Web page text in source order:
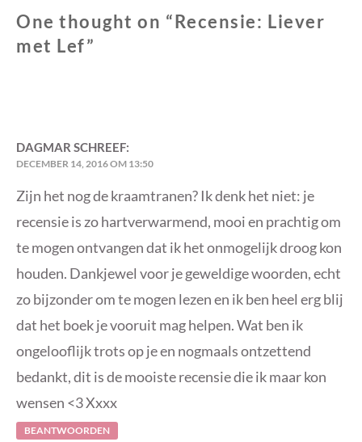
One thought on “Recensie: Liever
met Lef”
DAGMAR SCHREEF:
DECEMBER 14, 2016 OM 13:50
Zijn het nog de kraamtranen? Ik denk het niet: je
recensie is zo hartverwarmend, mooi en prachtig om
te mogen ontvangen dat ik het onmogelijk droog kon
houden. Dankjewel voor je geweldige woorden, echt
zo bijzonder om te mogen lezen en ik ben heel erg blij
dat het boek je vooruit mag helpen. Wat ben ik
ongelooflijk trots op je en nogmaals ontzettend
bedankt, dit is de mooiste recensie die ik maar kon
wensen <3 Xxxx
BEANTWOORDEN